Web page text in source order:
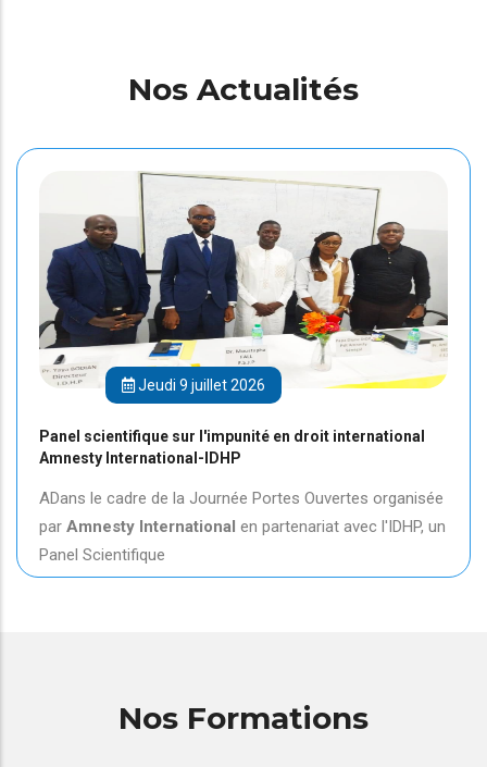
Nos Actualités
Jeudi 9 juillet 2026
Panel scientifique sur l'impunité en droit international
Amnesty International-IDHP
ADans le cadre de la Journée Portes Ouvertes organisée
par Amnesty International en partenariat avec l'IDHP, un
Panel Scientifique
Nos Formations